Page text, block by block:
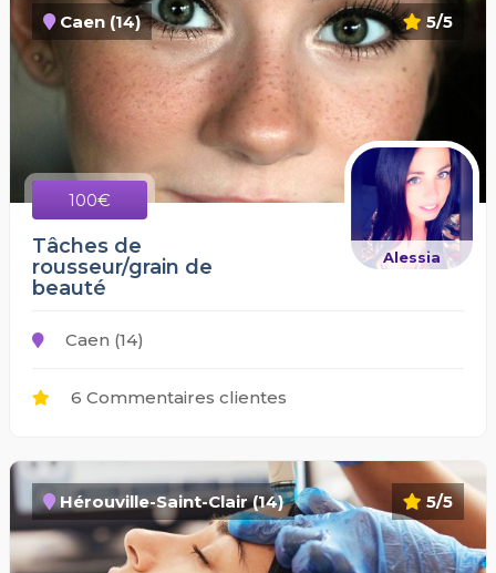
5/5
Caen (14)
100€
Alessia
Tâches de
rousseur/grain de
beauté
Caen (14)
6 Commentaires clientes
5/5
Hérouville-Saint-Clair (14)